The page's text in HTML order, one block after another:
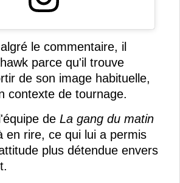
le commentaire, il
parce qu'il trouve
de son image habituelle,
contexte de tournage.
de La gang du matin
en rire, ce qui lui a permis
plus détendue envers